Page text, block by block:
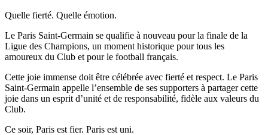
Quelle fierté. Quelle émotion.
Le Paris Saint-Germain se qualifie à nouveau pour la finale de la
Ligue des Champions, un moment historique pour tous les
amoureux du Club et pour le football français.
Cette joie immense doit être célébrée avec fierté et respect. Le Paris
Saint-Germain appelle l’ensemble de ses supporters à partager cette
joie dans un esprit d’unité et de responsabilité, fidèle aux valeurs du
Club.
Ce soir, Paris est fier. Paris est uni.